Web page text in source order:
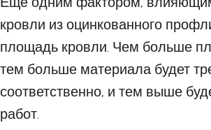
кровли из оцинкованного
площадь кровли. Чем больше
тем больше материала будет
соответственно, и тем выше
работ.